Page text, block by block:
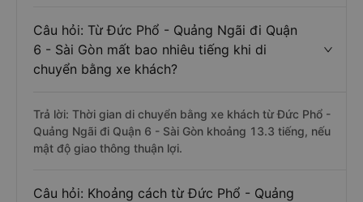
Câu hỏi: Từ Đức Phổ - Quảng Ngãi đi Quận
6 - Sài Gòn mất bao nhiêu tiếng khi di
chuyển bằng xe khách?
Trả lời: Thời gian di chuyển bằng xe khách từ Đức Phổ -
Quảng Ngãi đi Quận 6 - Sài Gòn khoảng 13.3 tiếng, nếu
mật độ giao thông thuận lợi.
Câu hỏi: Khoảng cách từ Đức Phổ - Quảng